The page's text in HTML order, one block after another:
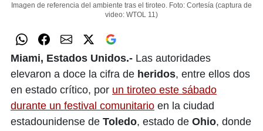
Imagen de referencia del ambiente tras el tiroteo. Foto: Cortesía (captura de
video: WTOL 11)
Miami, Estados Unidos.- Las autoridades
elevaron a doce la cifra de heridos, entre ellos dos
en estado crítico, por un tiroteo este sábado
durante un festival comunitario en la ciudad
estadounidense de Toledo, estado de Ohio, donde